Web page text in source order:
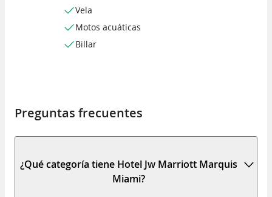
Vela
Motos acuáticas
Billar
Preguntas frecuentes
¿Qué categoría tiene Hotel Jw Marriott Marquis
Miami?